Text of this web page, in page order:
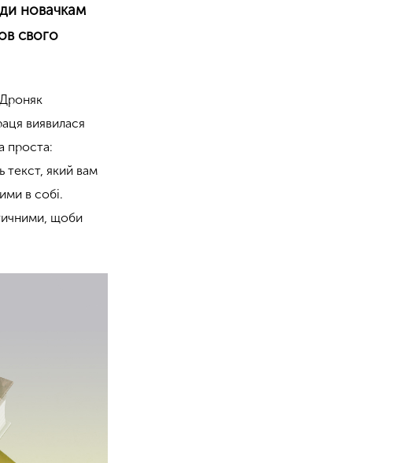
новачкам
свого
виявилася
проста:
текст, який вам
в собі.
щоби